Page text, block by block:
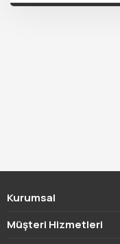
Kurumsal
Müşteri Hizmetleri